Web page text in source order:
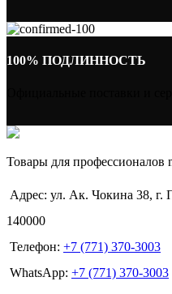
100% ПОДЛИННОСТЬ
Товары для профессионалов
Адрес: ул. Ак. Чокина 38, г.
140000
Телефон: +7 (771) 370-3003
WhatsApp: +7 (771) 370-3003